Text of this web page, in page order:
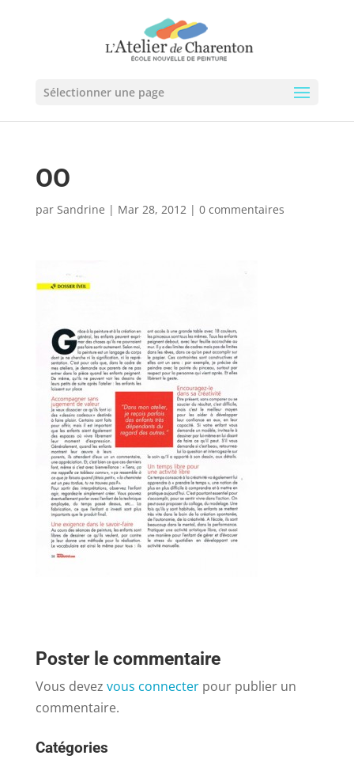
Sélectionner une page
OO
par Sandrine | Mar 28, 2012| 0 commentaires
Poster le commentaire
Vous devez vous connecterpour publier un
commentaire.
Catégories